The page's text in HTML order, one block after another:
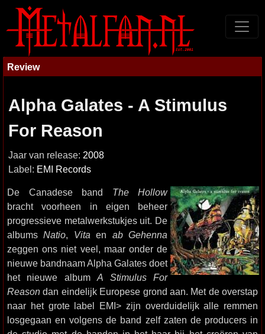
Review
Alpha Galates - A Stimulus
For Reason
Jaar van release: 2008
Label: EMI Records
De Canadese band The Hollow
bracht voorheen in eigen beheer
progressieve metalwerkstukjes uit. De
albumsNatio, Vita en ab Gehenna
zeggen ons niet veel, maar onder de
nieuwe bandnaam Alpha Galates doet
het nieuwe albumA Stimulus For
Reason dan eindelijk Europese grond aan. Met de overstap
naar het grote label EMI> zijn overduidelijk alle remmen
losgegaan en volgens de band zelf zaten de producers in